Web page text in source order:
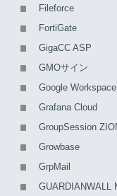
1. 「アプリケーシ
2. 「アプリケーシ
スタムアプリケー
す。
Fileforce
FortiGate
GigaCC ASP
GMOサイン
Google Workspace
Grafana Cloud
GroupSession
Growbase
GrpMail
GUARDIANWALL